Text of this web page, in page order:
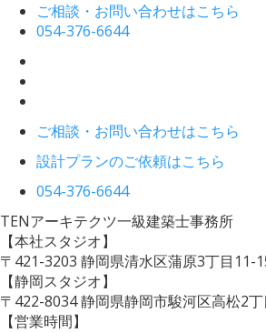
ご相談・お問い合わせはこちら
054-376-6644
ご相談・お問い合わせはこちら
設計プランのご依頼はこちら
054-376-6644
TENアーキテクツ一級建築士事務所
【本社スタジオ】
〒421-3203 静岡県清水区蒲原3丁目11-
【静岡スタジオ】
〒422-8034静岡県静岡市駿河区高松2丁
【営業時間】